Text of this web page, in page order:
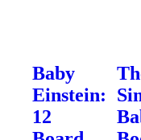
Baby
Einstein:
12